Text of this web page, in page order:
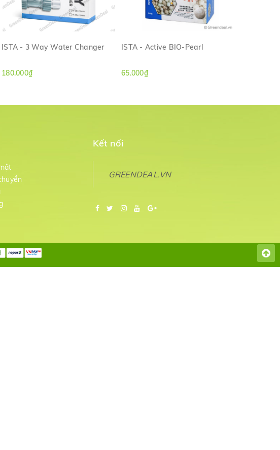
ISTA - 3 Way Water Changer
180.000₫
ISTA - Active BIO-Pearl
65.000₫
Kết nối
GREENDEAL.VN